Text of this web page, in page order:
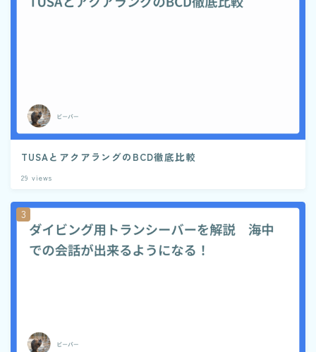
TUSAとアクアラングのBCD徹底比較
29 views